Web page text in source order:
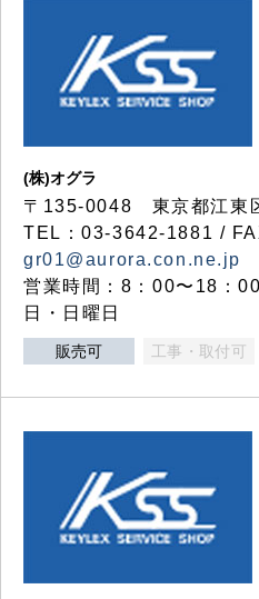
(株)オグラ
〒135-0048 東京都江東
TEL：03-3642-1881 /
gr01@aurora.con.ne.jp
営業時間：8：00〜18：
日・日曜日
販売可 工事・取付可